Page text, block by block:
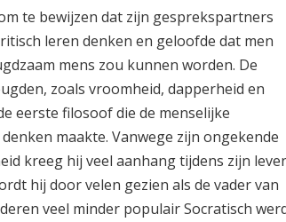
te bewijzen dat zijn gesprekspartners
leren denken en geloofde dat men
mens zou kunnen worden. De
zoals vroomheid, dapperheid en
eerste filosoof die de menselijke
maakte. Vanwege zijn ongekende
kreeg hij veel aanhang tijdens zijn
hij door velen gezien als de vader van
veel minder populair Socratisch